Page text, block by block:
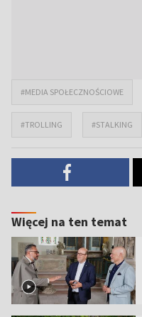
#MEDIA SPOŁECZNOŚCIOWE
#TROLLING #STALKING
Więcej na ten temat